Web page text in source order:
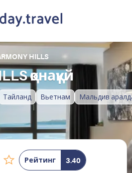
Тайланд Вьетнам Мальдив
HILLS
қонақүй
Рейтинг 3.40